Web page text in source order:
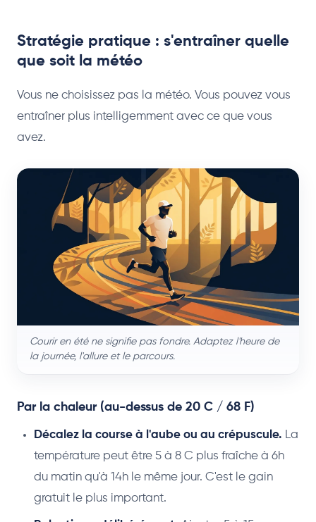
Stratégie pratique : s'entraîner quelle
que soit la météo
Vous ne choisissez pas la météo. Vous pouvez vous
entraîner plus intelligemment avec ce que vous
avez.
Courir en été ne signifie pas fondre. Adaptez l'heure de
la journée, l'allure et le parcours.
Par la chaleur (au-dessus de 20 C / 68 F)
Décalez la course à l'aube ou au crépuscule. La
température peut être 5 à 8 C plus fraîche à 6h
du matin qu'à 14h le même jour. C'est le gain
gratuit le plus important.